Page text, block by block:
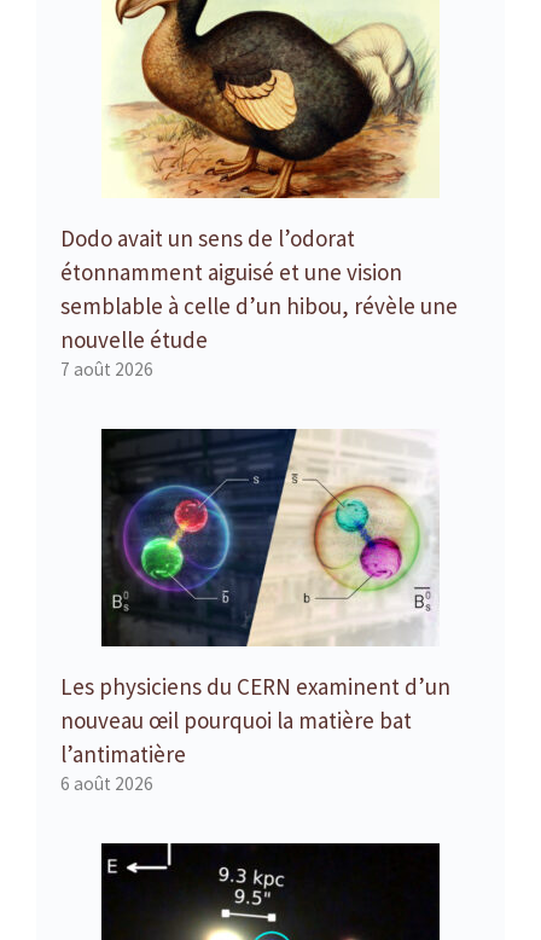
Dodo avait un sens de l’odorat
étonnamment aiguisé et une vision
semblable à celle d’un hibou, révèle une
nouvelle étude
7 août 2026
Les physiciens du CERN examinent d’un
nouveau œil pourquoi la matière bat
l’antimatière
6 août 2026